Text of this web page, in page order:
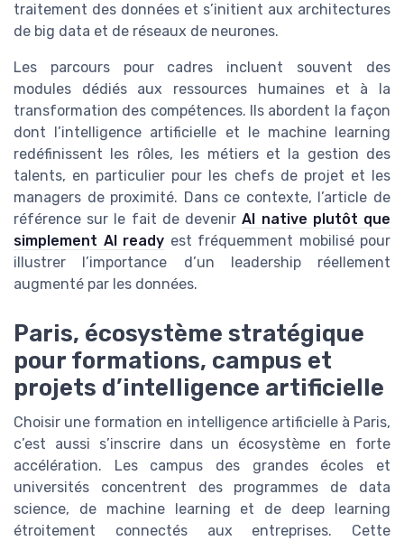
traitement des données et s’initient aux architectures
de big data et de réseaux de neurones.
Les parcours pour cadres incluent souvent des
modules dédiés aux ressources humaines et à la
transformation des compétences. Ils abordent la façon
dont l’intelligence artificielle et le machine learning
redéfinissent les rôles, les métiers et la gestion des
talents, en particulier pour les chefs de projet et les
managers de proximité. Dans ce contexte, l’article de
référence sur le fait de devenirAI native plutôt que
simplement AI ready est fréquemment mobilisé pour
illustrer l’importance d’un leadership réellement
augmenté par les données.
Paris, écosystème stratégique
pour formations, campus et
projets d’intelligence artificielle
Choisir une formation en intelligence artificielle à Paris,
c’est aussi s’inscrire dans un écosystème en forte
accélération. Les campus des grandes écoles et
universités concentrent des programmes de data
science, de machine learning et de deep learning
étroitement connectés aux entreprises. Cette